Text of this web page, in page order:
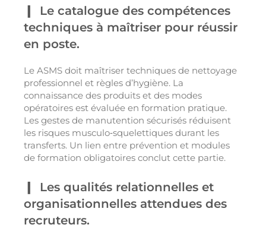
Le catalogue des compétences
techniques à maîtriser pour réussir
en poste.
Le ASMS doit maîtriser techniques de nettoyage
professionnel et règles d’hygiène. La
connaissance des produits et des modes
opératoires est évaluée en formation pratique.
Les gestes de manutention sécurisés réduisent
les risques musculo‑squelettiques durant les
transferts. Un lien entre prévention et modules
de formation obligatoires conclut cette partie.
Les qualités relationnelles et
organisationnelles attendues des
recruteurs.